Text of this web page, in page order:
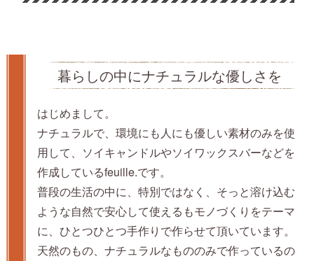
暮らしの中にナチュラルな優しさを
はじめまして。
ナチュラルで、環境にも人にも優しい素材のみを使
用して、ソイキャンドルやソイワックスバーなどを
作成しているfeuille.です。
普段の生活の中に、特別ではなく、そっと溶け込む
ような自然で安心して使えるもモノづくりをテーマ
に、ひとつひとつ手作りで作らせて頂いています。
天然のもの、ナチュラルなもののみで作っているの